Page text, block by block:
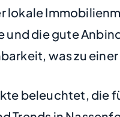
die gute
was zu
beleuchtet,